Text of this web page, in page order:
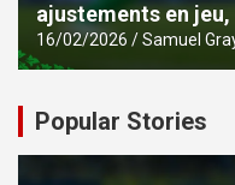
ajustements en
16/02/2026 Samuel
Popular Stories